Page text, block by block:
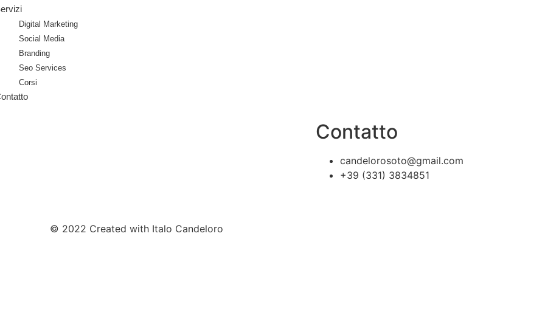
Digital Marketing
Social Media
Branding
Seo Services
Corsi
Contatto
candelorosoto@gmail.com
+39 (331) 3834851
© 2022 Created with Italo Candeloro